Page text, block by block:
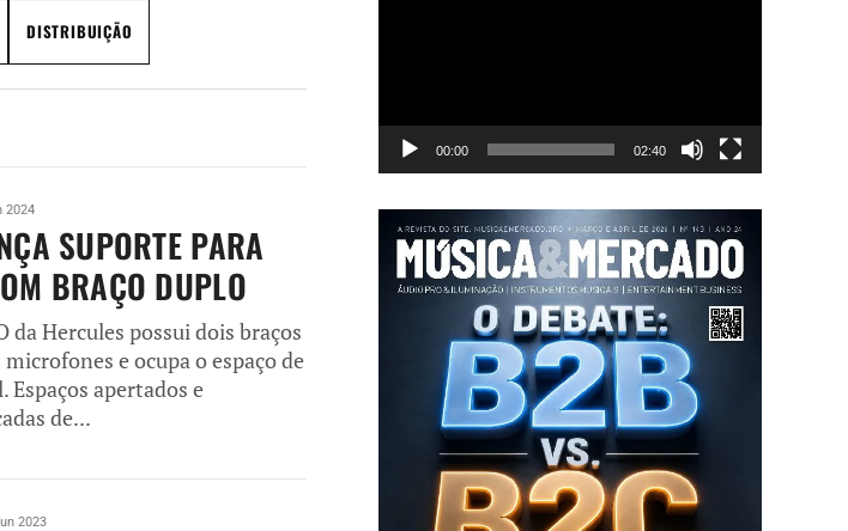
DISTRIBUIÇÃO
2024
SUPORTE PARA
BRAÇO DUPLO
da Hercules possui dois braços
e ocupa o espaço de
Espaços apertados e
de...
2023
00:00 02:40